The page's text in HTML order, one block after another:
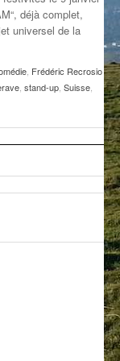
déjà complet,
universel de la
Frédéric Recrosio
stand-up Suisse